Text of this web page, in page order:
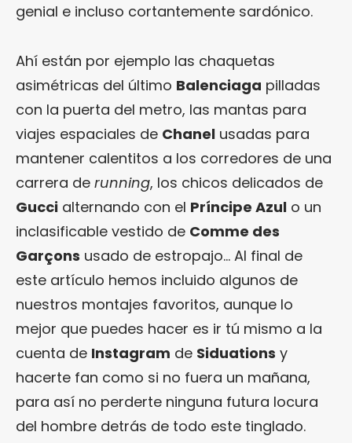
genial e incluso cortantemente sardónico.
Ahí están por ejemplo las chaquetas
asimétricas del último Balenciaga pilladas
con la puerta del metro, las mantas para
viajes espaciales de Chanel usadas para
mantener calentitos a los corredores de una
carrera de running, los chicos delicados de
Gucci alternando con el Príncipe Azul o un
inclasificable vestido de Comme des
Garçons usado de estropajo… Al final de
este artículo hemos incluido algunos de
nuestros montajes favoritos, aunque lo
mejor que puedes hacer es ir tú mismo a la
cuenta de Instagram de Siduations y
hacerte fan como si no fuera un mañana,
para así no perderte ninguna futura locura
del hombre detrás de todo este tinglado.